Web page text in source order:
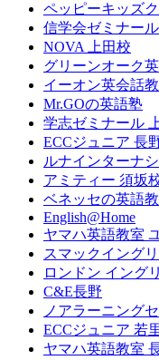
ペッピーキッズ
信学会ゼミナー
NOVA 上田校
グリーンオーク
イーオン英会話
Mr.GOの英語塾
学志ゼミナール
ECCジュニア 長
ルナインターナ
アミティー 須坂
ベネッセの英語
English@Home
ヤマハ英語教室
スマックイング
ロンドン イング
C&E長野
ノアラーニング
ECCジュニア 若
ヤマハ英語教室